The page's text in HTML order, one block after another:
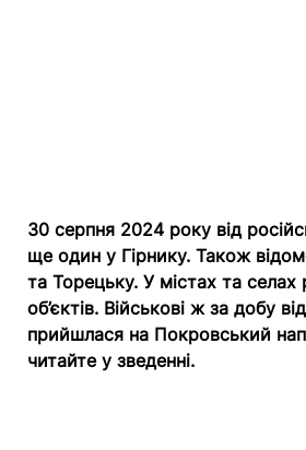
30 серпня 2024 року від
ще один у Гірнику. Також
та Торецьку. У містах та селах
об’єктів. Військові ж за добу
прийшлася на Покровський
читайте у зведенні.